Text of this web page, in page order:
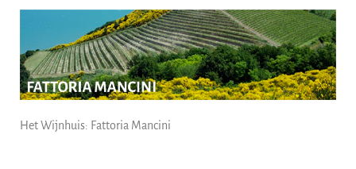
Het Wijnhuis: Fattoria Mancini